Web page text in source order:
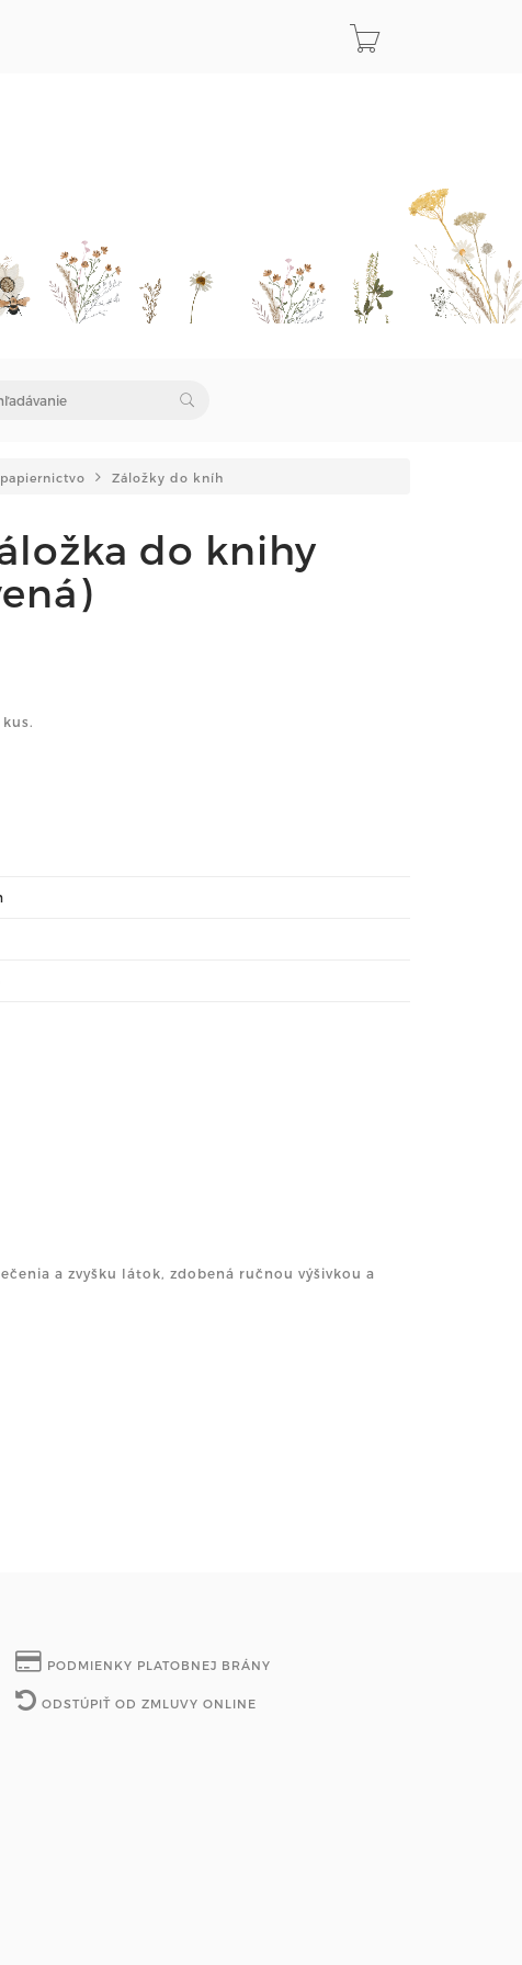
Záložky do kníh
do knihy
kus.
a zvyšku látok, zdobená ručnou výšivkou a
PODMIENKY PLATOBNEJ BRÁNY
ODSTÚPIŤ OD ZMLUVY ONLINE